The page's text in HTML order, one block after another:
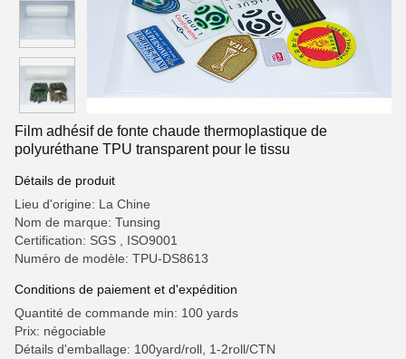
Film adhésif de fonte chaude thermoplastique de
polyuréthane TPU transparent pour le tissu
Détails de produit
Lieu d'origine: La Chine
Nom de marque: Tunsing
Certification: SGS , ISO9001
Numéro de modèle: TPU-DS8613
Conditions de paiement et d'expédition
Quantité de commande min: 100 yards
Prix: négociable
Détails d'emballage: 100yard/roll, 1-2roll/CTN